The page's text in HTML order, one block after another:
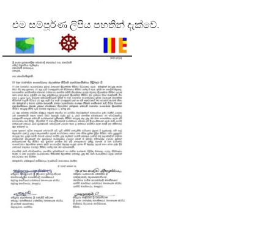
එම සම්පූර්ණ ලිපිය පහතින් දැක්වේ.